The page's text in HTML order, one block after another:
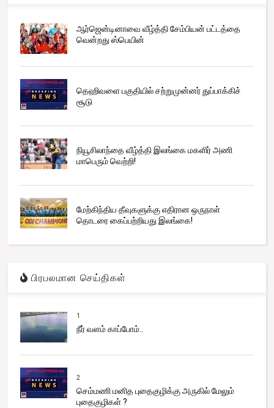
ஆர்ஜென்டினாவை வீழ்த்தி சேம்பியன் பட்டத்தை
வென்றது ஸ்பெயின்
தெஹிவளை பகுதியில் சற்றுமுன்னர் துப்பாக்கிச்
சூடு
நியூசிலாந்தை வீழ்த்தி இலங்கை மகளிர் அணி
மாபெரும் வெற்றி!
மேற்கிந்திய தீவுகளுக்கு எதிரான ஒருநாள்
தொடரை கைப்பற்றியது இலங்கை!
பிரபலமான செய்திகள்
1
நீர் வளம் காப்போம்..
2
செம்மணி மனித புதைகுழிக்கு அருகில் மேலும்
புதைகுழிகள் ?